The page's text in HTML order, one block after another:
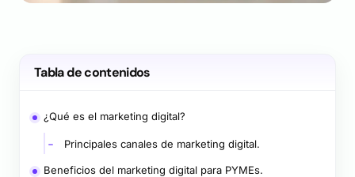
Tabla de contenidos
¿Qué es el marketing digital?
Principales canales de marketing digital.
Beneficios del marketing digital para PYMEs.